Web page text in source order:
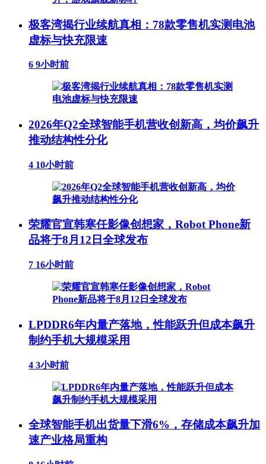
极客湾揭行业续航真相：78款零售机实测电池
虚标与快充限速
6 9小时前
2026年Q2全球智能手机营收创新高，均价飙升
推动结构性分化
4 10小时前
荣耀官宣韩寒任影像创想家，Robot Phone新
品将于8月12日全球发布
7 16小时前
LPDDR6年内量产落地，性能跃升但成本飙升
制约手机大规模采用
4 3小时前
全球智能手机出货量下滑6%，存储成本飙升加
速产业格局重构